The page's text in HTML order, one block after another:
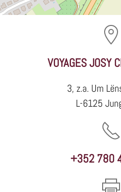
VOYAGES JOSY
3, z.a. Um
L-6125
+352 780